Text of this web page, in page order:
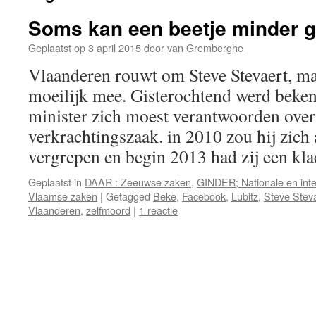
Soms kan een beetje minder
Geplaatst op3 april 2015doorvan Gremberghe
Vlaanderen rouwt om Steve Stevaert,
moeilijk mee. Gisterochtend werd
minister zich moest verantwoorden
verkrachtingszaak. in 2010 zou hij zich
vergrepen en begin 2013 had zij een
Geplaatst in DAAR : Zeeuwse zaken, GINDER; Nationale en
Vlaamse zaken | Getagged Beke, Facebook, Lubitz, Steve
Vlaanderen, zelfmoord | 1 reactie